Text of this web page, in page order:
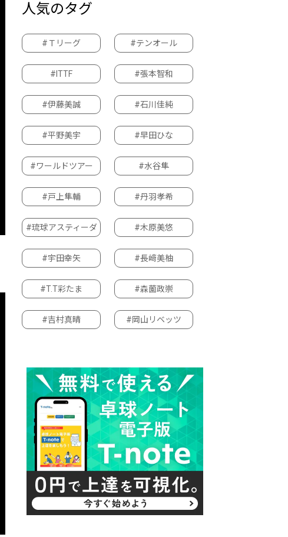
人気のタグ
#Ｔリーグ #テンオール
#ITTF #張本智和
#伊藤美誠 #石川佳純
#平野美宇 #早田ひな
#ワールドツアー #水谷隼
#戸上隼輔 #丹羽孝希
#琉球アスティーダ #木原美悠
#宇田幸矢 #長﨑美柚
#T.T彩たま #森薗政崇
#吉村真晴 #岡山リベッツ